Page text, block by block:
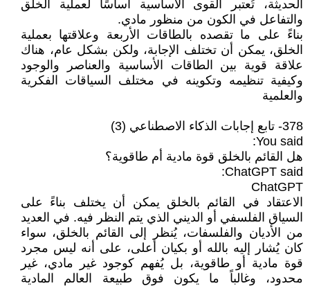
الحديثة، تُعتبر القوى الأساسية أساسًا لعملية الخلق
والتفاعل في الكون من منظور مادي.
بناءً على ما تقصده بالطاقات الأربعة وعلاقتها بعملية
الخلق، يمكن أن تختلف الإجابة، ولكن بشكل عام، هناك
علاقة قوية بين الطاقات الأساسية والعناصر والوجود
وكيفية تنظيمه وتكوينه في مختلف السياقات الفكرية
والعلمية
378- تابع إجابات الذكاء الاصطناعي (3)
You said:
هل القائم بالخلق قوة مادية أم طاقوية؟
ChatGPT said:
ChatGPT
الاعتقاد في القائم بالخلق يمكن أن يختلف بناءً على
السياق الفلسفي أو الديني الذي يتم النظر فيه. في العديد
من الأديان والفلسفات، يُنظر إلى القائم بالخلق، سواء
كان يُشار إليه بالله أو بكيان أعلى، على أنه ليس مجرد
قوة مادية أو طاقوية، بل يُفهم كوجود غير مادي، غير
محدود، وغالباً ما يكون فوق طبيعة العالم المادية